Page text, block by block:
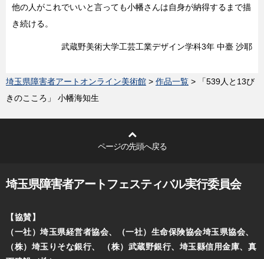
他の人がこれでいいと言っても小幡さんは自身が納得するまで描
き続ける。
武蔵野美術大学工芸工業デザイン学科3年 中臺 沙耶
埼玉県障害者アートオンライン美術館 > 作品一覧 > 「539人と13び
きのこころ」 小幡海知生
ページの先頭へ戻る
埼玉県障害者アートフェスティバル実行委員会
【協賛】
（一社）埼玉県経営者協会、（一社）生命保険協会埼玉県協会、
（株）埼玉りそな銀行、
（株）武蔵野銀行、埼玉縣信用金庫、真